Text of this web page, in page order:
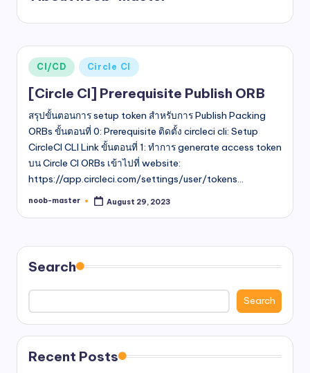
Posted
in
CI/CD Circle CI
[Circle CI] Prerequisite Publish ORB
สรุปขั้นตอนการ setup token สำหรับการ Publish Packing
ORBs ขั้นตอนที่ 0: Prerequisite ติดตั้ง circleci cli: Setup
CircleCI CLI Link ขั้นตอนที่ 1: ทำการ generate access token
บน Circle CI ORBs เข้าไปที่ website:
https://app.circleci.com/settings/user/tokens…
Posted
noob-master August 29, 2023
Search
Search
Recent Posts